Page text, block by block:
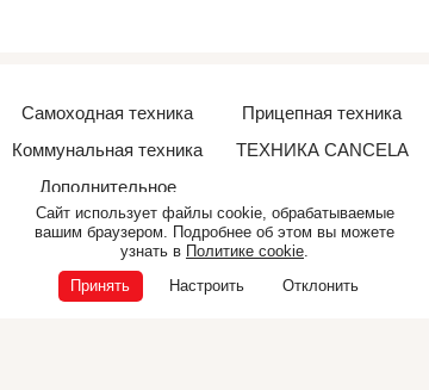
Самоходная техника
Прицепная техника
Коммунальная техника
ТЕХНИКА CANCELA
Дополнительное
оборудование
© ООО «Э.П.Ф.», 2026
Сайт использует файлы cookie, обрабатываемые
вашим браузером. Подробнее об этом вы можете
узнать в Политике cookie.
Принять
Настроить Отклонить